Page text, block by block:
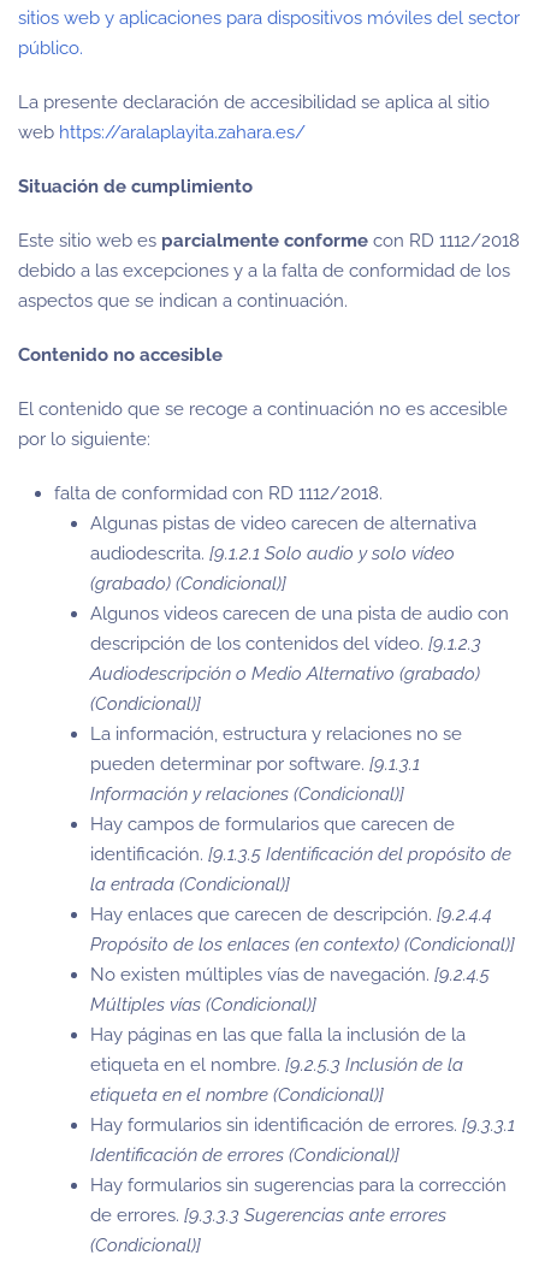
sitios web y aplicaciones para dispositivos móviles del sector
público.
La presente declaración de accesibilidad se aplica al sitio
web https://aralaplayita.zahara.es/
Situación de cumplimiento
Este sitio web es parcialmente conforme con RD 1112/2018
debido a las excepciones y a la falta de conformidad de los
aspectos que se indican a continuación.
Contenido no accesible
El contenido que se recoge a continuación no es accesible
por lo siguiente:
falta de conformidad con RD 1112/2018.
Algunas pistas de video carecen de alternativa
audiodescrita. [9.1.2.1 Solo audio y solo vídeo
(grabado) (Condicional)]
Algunos videos carecen de una pista de audio con
descripción de los contenidos del vídeo. [9.1.2.3
Audiodescripción o Medio Alternativo (grabado)
(Condicional)]
La información, estructura y relaciones no se
pueden determinar por software. [9.1.3.1
Información y relaciones (Condicional)]
Hay campos de formularios que carecen de
identificación. [9.1.3.5 Identificación del propósito de
la entrada (Condicional)]
Hay enlaces que carecen de descripción. [9.2.4.4
Propósito de los enlaces (en contexto) (Condicional)]
No existen múltiples vías de navegación. [9.2.4.5
Múltiples vías (Condicional)]
Hay páginas en las que falla la inclusión de la
etiqueta en el nombre. [9.2.5.3 Inclusión de la
etiqueta en el nombre (Condicional)]
Hay formularios sin identificación de errores. [9.3.3.1
Identificación de errores (Condicional)]
Hay formularios sin sugerencias para la corrección
de errores. [9.3.3.3 Sugerencias ante errores
(Condicional)]